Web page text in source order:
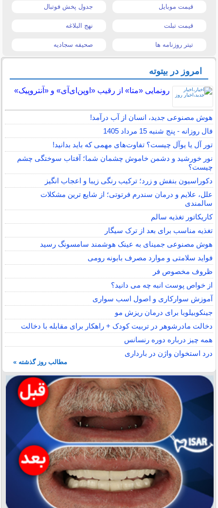
قیمت موبایل جدول پخش فوتبال
قیمت تبلت نهج البلاغه
تیتر روزنامه ها صحیفه سجادیه
امروز در بیتوته
رونمایی «متا» از رقیب «اوپن‌ای‌آی» و «آنتروپیک»
هوش مصنوعی جدید، انسان از آب درآمد!
فال روزانه - پنج شنبه 15 مرداد 1405
تور آل یا یوآل چیست؟ تفاوت‌های مهمی که باید بدانید!
نور خورشید و دشمن خاموش چشمان شما؛ آفتاب سوختگی چشم
چیست؟
دکوراسیون بنفش و زرد؛ ترکیب رنگی زیبا و اعجاب انگیز
علل، علایم و درمان سندرم فرتوتی؛ از شایع ترین مشکلات
سالمندی
کاریکاتور تغذیه سالم
تغذیه مناسب برای بعد از ترک سیگار
هوش مصنوعی جمینای به عینک هوشمند سامسونگ رسید
فواید سلامتی و موارد مصرف بابونه رومی
ظروف مخصوص فر
از خواص پوست انبه چه می دانید؟
آموزش سوارکاری و اصول اسب سواری
جینکوبیلوبا برای درمان ریزش مو
دخالت مادرشوهر در تربیت کودک + راهکار برای مقابله با دخالت
همه چیز درباره دوره رنسانس
درد استخوان واژن در بارداری
مطالب روز گذشته »